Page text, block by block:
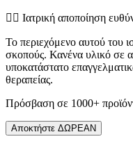
👨‍⚕️️ Ιατρική αποποίηση
Το περιεχόμενο αυτού του
σκοπούς. Κανένα υλικό σε
υποκατάστατο
θεραπείας.
Πρόσβαση σε 1000+
Αποκτήστε ΔΩΡΕΑΝ